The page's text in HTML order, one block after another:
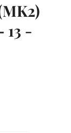
13 -